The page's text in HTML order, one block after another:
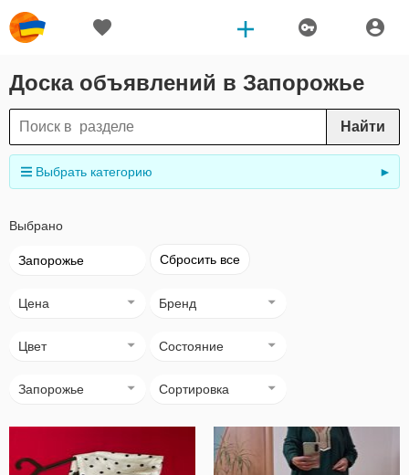
Доска объявлений в Запорожье
Найти
Выбрать категорию ►
Выбрано
Запорожье Сбросить все
Цена Бренд
Цвет Состояние
Запорожье Сортировка